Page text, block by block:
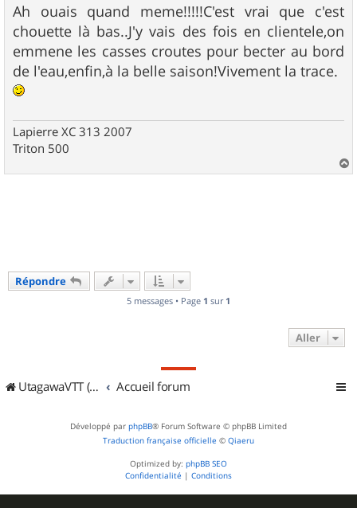
Ah ouais quand meme!!!!!C'est vrai que c'est
chouette là bas..J'y vais des fois en clientele,on
emmene les casses croutes pour becter au bord
de l'eau,enfin,à la belle saison!Vivement la trace.
Lapierre XC 313 2007
Triton 500
a
Répondre
5 messages • Page 1 sur 1
Aller
UtagawaVTT (Randos VTT et VTTAE avec traces GPS) Accueil forum
Développé par phpBB® Forum Software © phpBB Limited
Traduction française officielle © Qiaeru
Optimized by: phpBB SEO
Confidentialité | Conditions